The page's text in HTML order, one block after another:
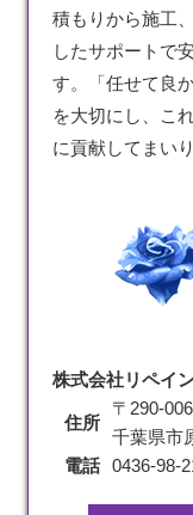
積もりから施工
したサポートで
す。「任せて良
を大切にし、こ
に貢献してまいり
株式会社リペイ
住所
〒290-
千葉県市
電話 0436-98-